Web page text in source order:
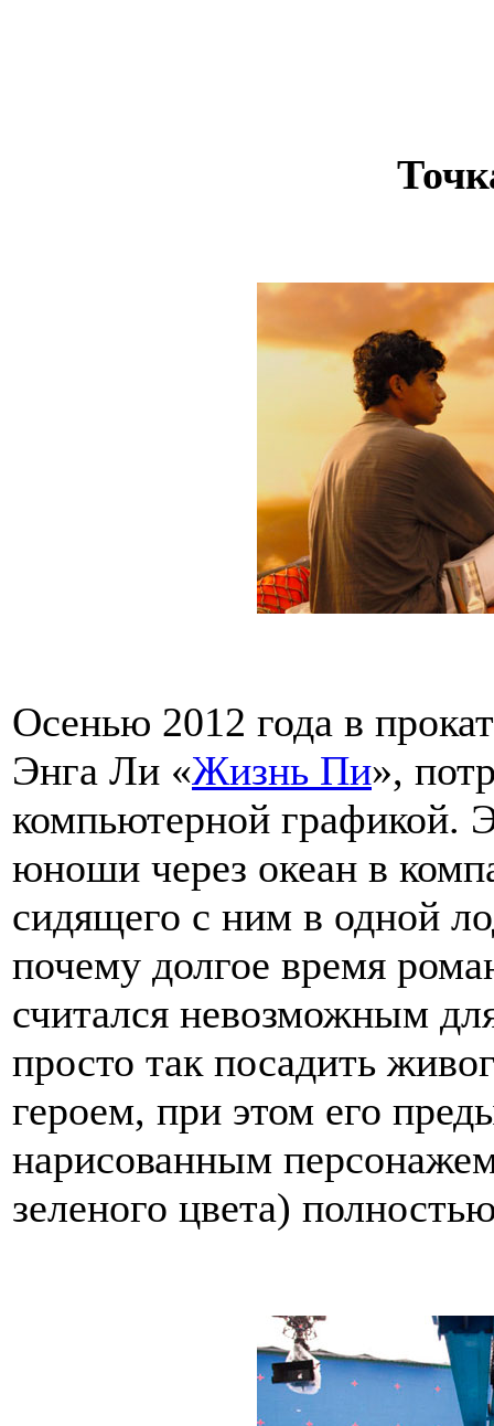
Осенью 2012 года в
Энга Ли «Жизнь Пи»,
компьютерной графикой.
юноши через океан в
сидящего с ним в одной
почему долгое время
считался невозможным
просто так посадить
героем, при этом его
нарисованным
зеленого цвета)